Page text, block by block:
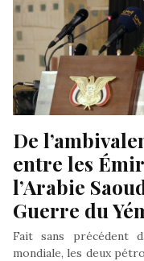
De
entre les
l’Arabie
Guerre du
Fait sans précédent
mondiale, les deux